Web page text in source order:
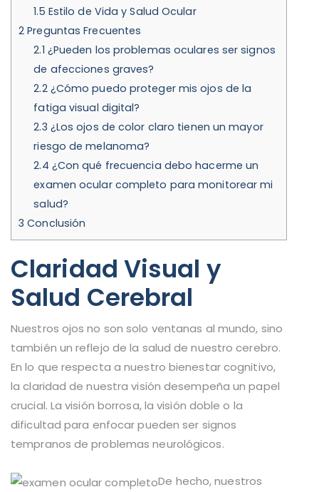
1.5 Estilo de Vida y Salud Ocular
2 Preguntas Frecuentes
2.1 ¿Pueden los problemas oculares ser signos
de afecciones graves?
2.2¿Cómo puedo proteger mis ojos de la
fatiga visual digital?
2.3 ¿Los ojos de color claro tienen un mayor
riesgo de melanoma?
2.4 ¿Con qué frecuencia debo hacerme un
examen ocular completo para monitorear mi
salud?
3 Conclusión
Claridad Visual y
Salud Cerebral
Nuestros ojos no son solo ventanas al mundo, sino
también un reflejo de la salud de nuestro cerebro.
En lo que respecta a nuestro bienestar cognitivo,
la claridad de nuestra visión desempeña un papel
crucial. La visión borrosa, la visión doble o la
dificultad para enfocar pueden ser signos
tempranos de problemas neurológicos.
De hecho, nuestros